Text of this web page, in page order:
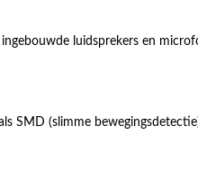
luidsprekers en
SMD (slimme